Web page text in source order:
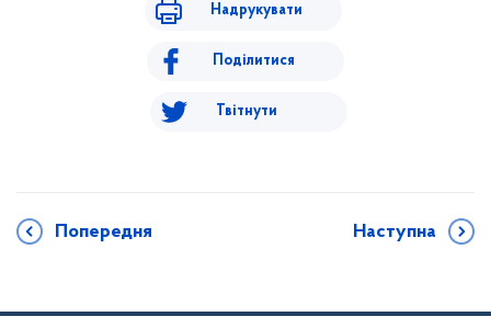
Надрукувати
Поділитися
Твітнути
Попередня Наступна